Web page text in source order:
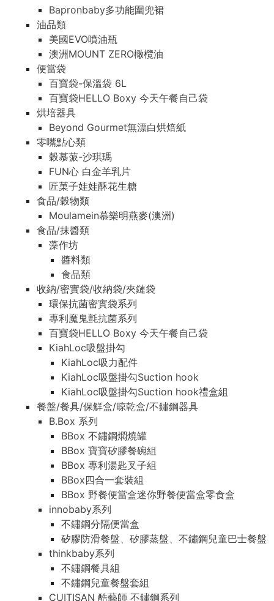
Bapronbaby多功能圍兜裙
油品類
美國EVO噴油瓶
澳洲MOUNT ZERO橄欖油
便當袋
百寶袋-保溫袋 6L
百寶袋HELLO Boxy 今天午餐自己袋
烘培器具
Beyond Gourmet無漂白烘焙紙
零嘴點心類
穀慕蒎-沙琪瑪
FUN心 白金羊乳片
匠菓子娃娃酥花生糖
食品/穀物類
Moulamein慕樂明燕麥(澳洲)
食品/抹醬類
藻作坊
醬料類
食品類
收納/密實袋/收納袋/夾鏈袋
環保抗菌密實袋系列
專利魔鬼氈抗菌系列
百寶袋HELLO Boxy 今天午餐自己袋
KiahLoc吸盤掛勾
KiahLoc吸力配件
KiahLoc吸盤掛勾Suction hook
KiahLoc吸盤掛勾Suction hook禮盒組
餐盤/餐具/保鮮盒/晾乾盒/不鏽鋼器具
B.Box 系列
BBox 不鏽鋼燜燒罐
BBox 寶寶矽膠餐碗組
BBox 專利湯匙叉子組
BBox四合一套裝組
BBox 野餐便當盒迷你野餐便當盒零食盒
innobaby系列
不鏽鋼分隔便當盒
矽膠防滑餐盤、矽膠蒸盤、不鏽鋼兒童巴士餐盤
thinkbaby系列
不鏽鋼餐具組
不鏽鋼兒童餐盤套組
CUITISAN 酷藝師 不鏽鋼系列